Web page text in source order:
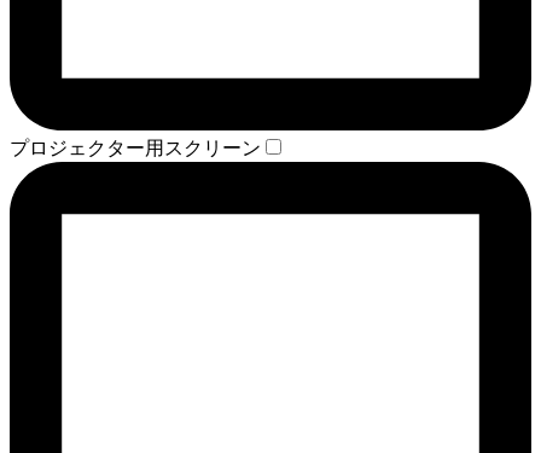
プロジェクター用スクリーン